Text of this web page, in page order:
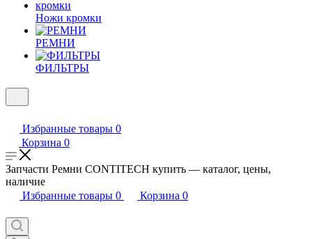
Ножи кромки
РЕМНИ
ФИЛЬТРЫ
Избранные товары 0
Корзина 0
Запчасти Ремни CONTITECH купить — каталог, цены,
наличие
Избранные товары 0 Корзина 0